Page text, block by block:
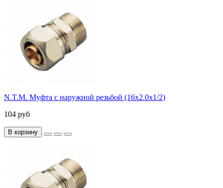
N.T.M. Муфта с наружной резьбой (16х2.0х1/2)
104 руб
В корзину